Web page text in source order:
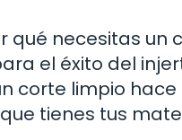
qué necesitas un
el éxito del
corte limpio
tienes tus